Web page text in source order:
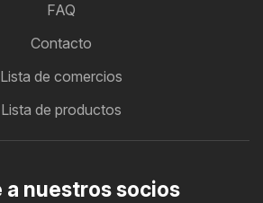
FAQ
Contacto
Lista de comercios
Lista de productos
a nuestros socios